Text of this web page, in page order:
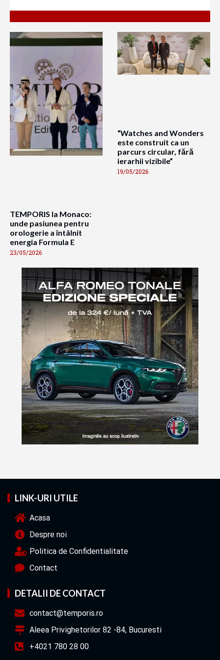
TEMPORIS la Monaco:
unde pasiunea pentru
orologerie a întâlnit
energia Formula E
23/05/2026
“Watches and Wonders
este construit ca un
parcurs circular, fără
ierarhii vizibile”
19/05/2026
LINK-URI UTILE
Acasa
Despre noi
Politica de Confidentialitate
Contact
DETALII DE CONTACT
contact@temporis.ro
Aleea Privighetorilor 82 -84, Bucuresti
+4021 780 28 00